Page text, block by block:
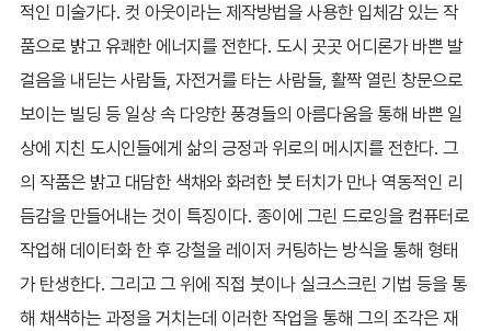
적인 미술가다. 컷 아웃이라는 제작방법을 사용한 입체감 있는 작
품으로 밝고 유쾌한 에너지를 전한다. 도시 곳곳 어디론가 바쁜 발
걸음을 내딛는 사람들, 자전거를 타는 사람들, 활짝 열린 창문으로
보이는 빌딩 등 일상 속 다양한 풍경들의 아름다움을 통해 바쁜 일
상에 지친 도시인들에게 삶의 긍정과 위로의 메시지를 전한다. 그
의 작품은 밝고 대담한 색채와 화려한 붓 터치가 만나 역동적인 리
듬감을 만들어내는 것이 특징이다. 종이에 그린 드로잉을 컴퓨터로
작업해 데이터화 한 후 강철을 레이저 커팅하는 방식을 통해 형태
가 탄생한다. 그리고 그 위에 직접 붓이나 실크스크린 기법 등을 통
해 채색하는 과정을 거치는데 이러한 작업을 통해 그의 조각은 재